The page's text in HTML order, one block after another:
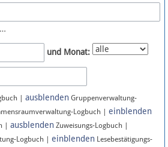
und Monat:
| ausblenden Gruppenverwaltung-
Logbuch | einblenden
| ausblenden Zuweisungs-Logbuch |
Logbuch | einblenden Lesebestätigungs-